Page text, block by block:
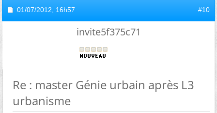
01/07/2012, 16h57 #10
invite5f375c71
Re : master Génie urbain après L3
urbanisme